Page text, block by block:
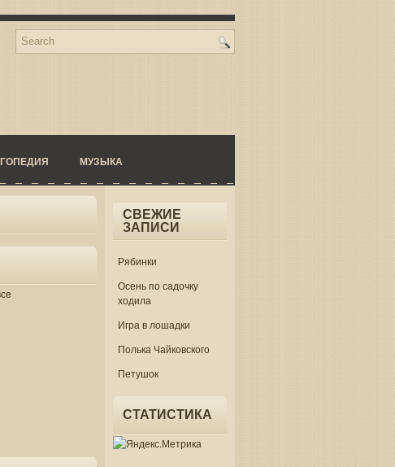
МУЗЫКА
СВЕЖИЕ
ЗАПИСИ
Рябинки
Осень по садочку
ходила
Игра в лошадки
Полька Чайковского
Петушок
СТАТИСТИКА